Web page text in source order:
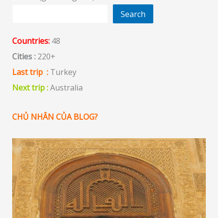
Search
Countries:48
Cities :220+
Last trip :Turkey
Next trip :Australia
CHỦ NHÂN CỦA BLOG?